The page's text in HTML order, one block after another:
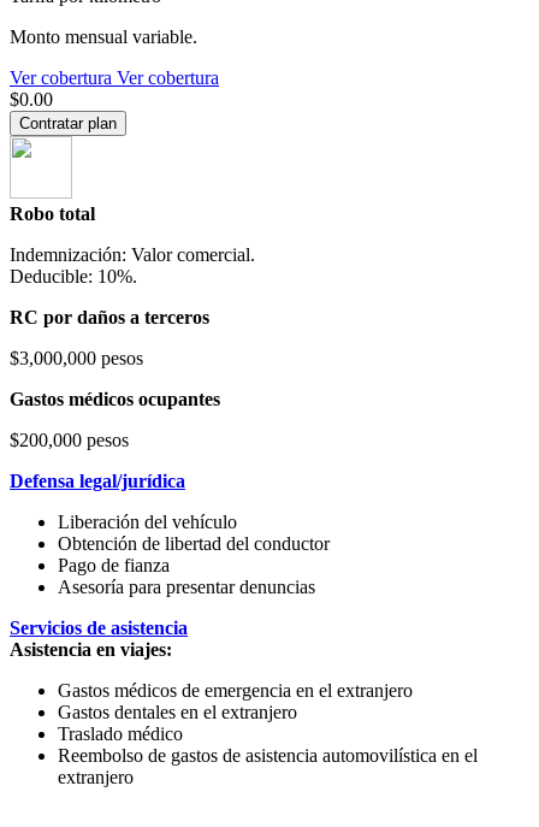
Monto mensual variable.
Ver cobertura Ver cobertura
$0.00
Contratar plan
Robo total
Indemnización: Valor comercial.
Deducible: 10%.
RC por daños a terceros
$3,000,000 pesos
Gastos médicos ocupantes
$200,000 pesos
Defensa legal/jurídica
Liberación del vehículo
Obtención de libertad del conductor
Pago de fianza
Asesoría para presentar denuncias
Servicios de asistencia
Asistencia en viajes:
Gastos médicos de emergencia en el extranjero
Gastos dentales en el extranjero
Traslado médico
Reembolso de gastos de asistencia automovilística en el
extranjero